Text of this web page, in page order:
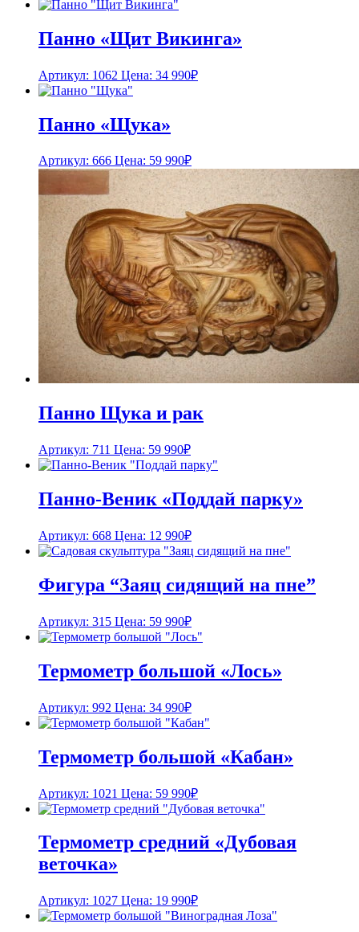
Панно «Щит Викинга»
Артикул: 1062 Цена: 34 990₽
Панно «Щука»
Артикул: 666 Цена: 59 990₽
Панно Щука и рак
Артикул: 711 Цена: 59 990₽
Панно-Веник «Поддай парку»
Артикул: 668 Цена: 12 990₽
Фигура “Заяц сидящий на пне”
Артикул: 315 Цена: 59 990₽
Термометр большой «Лось»
Артикул: 992 Цена: 34 990₽
Термометр большой «Кабан»
Артикул: 1021 Цена: 59 990₽
Термометр средний «Дубовая
веточка»
Артикул: 1027 Цена: 19 990₽